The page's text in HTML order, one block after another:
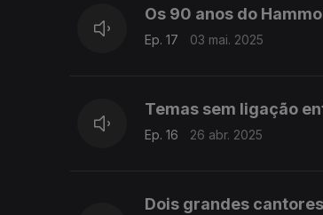
Os 90 anos do
Ep. 17 03 mai. 2025
Temas sem ligação
Ep. 16 26 abr. 2025
Dois grandes